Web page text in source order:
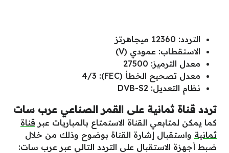
التردد: 12360 ميجاهرتز
الاستقطاب: عمودي (V)
معدل الترميز: 27500
معدل تصحيح الخطأ (FEC): 4/3
نظام التعديل: DVB-S2
تردد قناة ثمانية على القمر الصناعي عرب سات
كما يمكن لمتابعي القناة الاستمتاع بالمباريات عبر قناة
ثمانية واستقبال إشارة القناة بوضوح وذلك من خلال
ضبط أجهزة الاستقبال على التردد التالي عبر عرب سات: